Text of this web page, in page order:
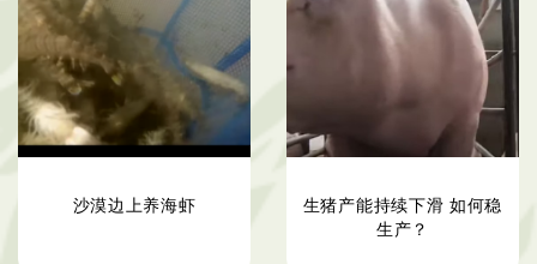
沙漠边上养海虾
生猪产能持续下滑 如何稳
生产？